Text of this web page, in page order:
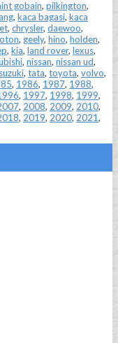
gobain, pilkington,
, kaca bagasi, kaca
, chrysler, daewoo,
, geely, hino, holden,
, kia, land rover, lexus,
, nissan, nissan ud,
suzuki, tata, toyota, volvo,
, 1986, 1987, 1988,
, 1997, 1998, 1999,
, 2008, 2009, 2010,
, 2019, 2020, 2021,